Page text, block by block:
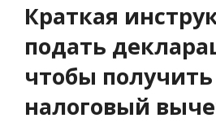
Краткая
подать
чтобы получить
налоговый